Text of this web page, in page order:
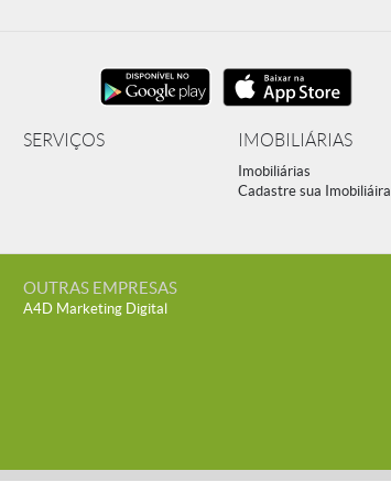
SERVIÇOS IMOBILIÁRIAS
Imobiliárias
Cadastre sua Imobiliáira
OUTRAS EMPRESAS
A4D Marketing Digital